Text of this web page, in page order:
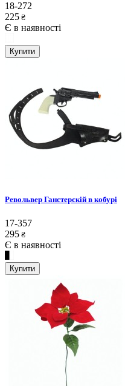
18-272
225 ₴
Є в наявності
Купити
Револьвер Ганстерскій в кобурі
17-357
295 ₴
Є в наявності
Купити